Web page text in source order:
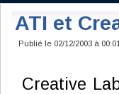
ATI et
Publié le 02/12/2003 à
Creative